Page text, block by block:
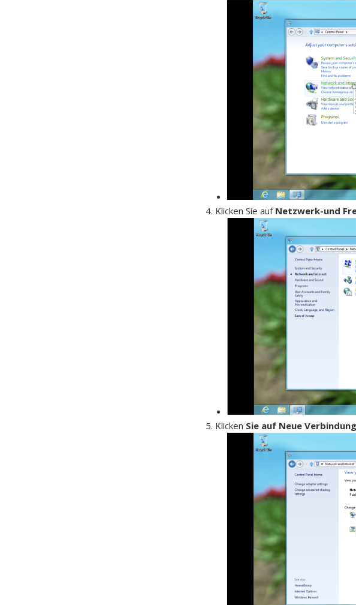
Klicken Sie auf Netzwerk-und
Klicken Sie auf Neue